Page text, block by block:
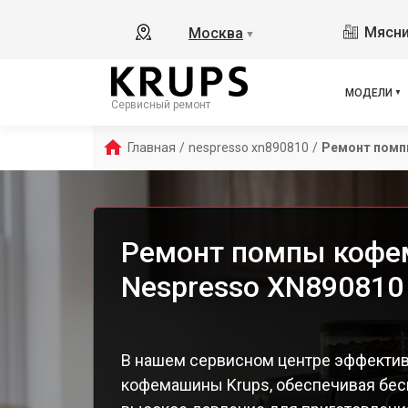
Москва ▼
Сервисный ремонт
МОДЕЛИ
EA
Главная / nespresso xn890810 / Ремонт
Ремонт помпы
Nespresso
В нашем сервисном центре
кофемашины Krups, обеспечивая